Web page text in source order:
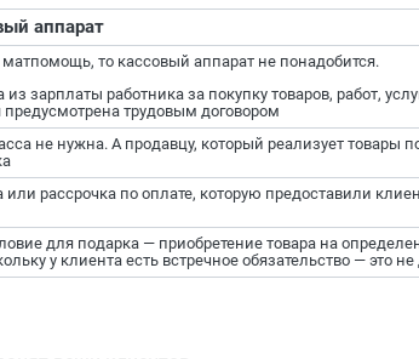
аппарат
то кассовый аппарат не понадобится.
зарплаты работника за покупку товаров, работ,
трудовым договором
не нужна. А продавцу, который реализует товары
рассрочка по оплате, которую предоставили
для подарка — приобретение товара на
у клиента есть встречное обязательство — это